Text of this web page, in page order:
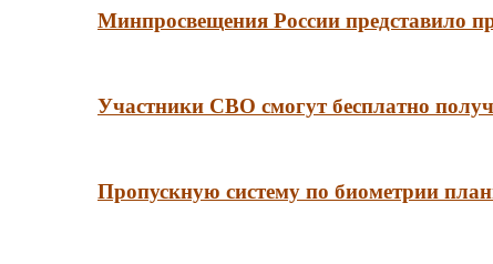
Минпросвещения России представило
Участники СВО смогут бесплатно
Пропускную систему по биометрии